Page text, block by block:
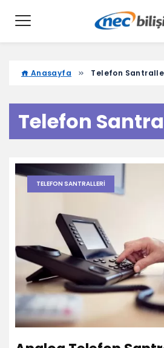
Anasayfa Telefon
Telefon
TELEFON SANTRALLERI